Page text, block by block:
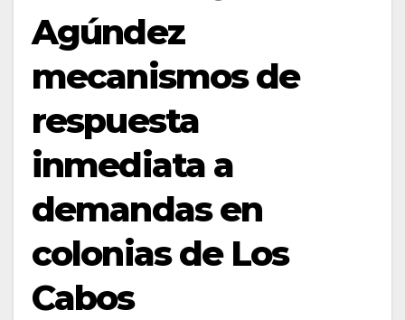
Agúndez
mecanismos de
respuesta
inmediata a
demandas en
colonias de Los
Cabos